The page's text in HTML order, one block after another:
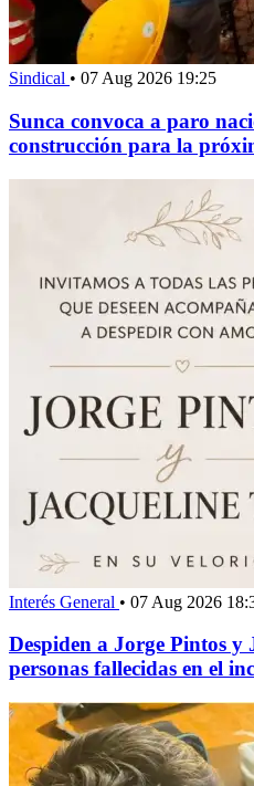
Sindical • 07 Aug 2026 19:25
Sunca convoca a paro
construcción para la
Interés General • 07 Aug 2026
Despiden a Jorge Pintos y
personas fallecidas en el